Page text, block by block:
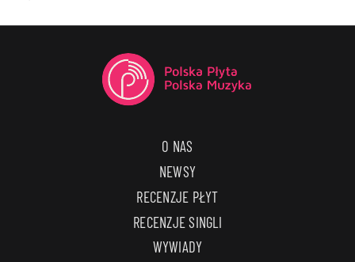
O NAS
NEWSY
RECENZJE PŁYT
RECENZJE SINGLI
WYWIADY